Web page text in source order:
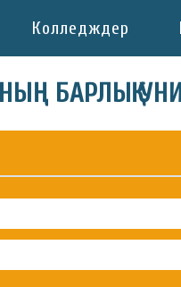
Колледждер
БАРЛЫҚ